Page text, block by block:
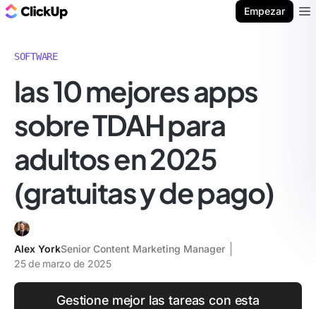
Empezar
SOFTWARE
las 10 mejores apps
sobre TDAH para
adultos en 2025
(gratuitas y de pago)
Alex YorkSenior Content Marketing Manager
25 de marzo de 2025
Gestione mejor las tareas con esta